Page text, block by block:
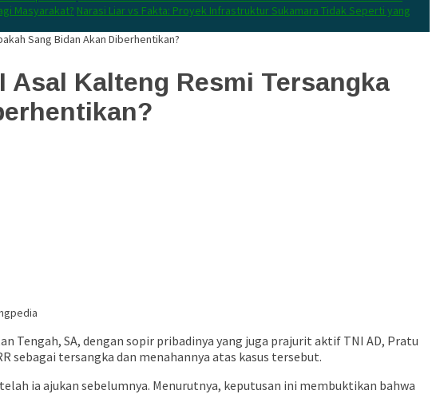
Masyarakat? Narasi Liar vs Fakta: Proyek Infrastruktur Sukamara Tidak Seperti yang
Sang Bidan Akan Diberhentikan?
Asal Kalteng Resmi Tersangka
Tengah, SA, dengan sopir pribadinya yang juga prajurit aktif TNI AD, Pratu
sebagai tersangka dan menahannya atas kasus tersebut.
ia ajukan sebelumnya. Menurutnya, keputusan ini membuktikan bahwa